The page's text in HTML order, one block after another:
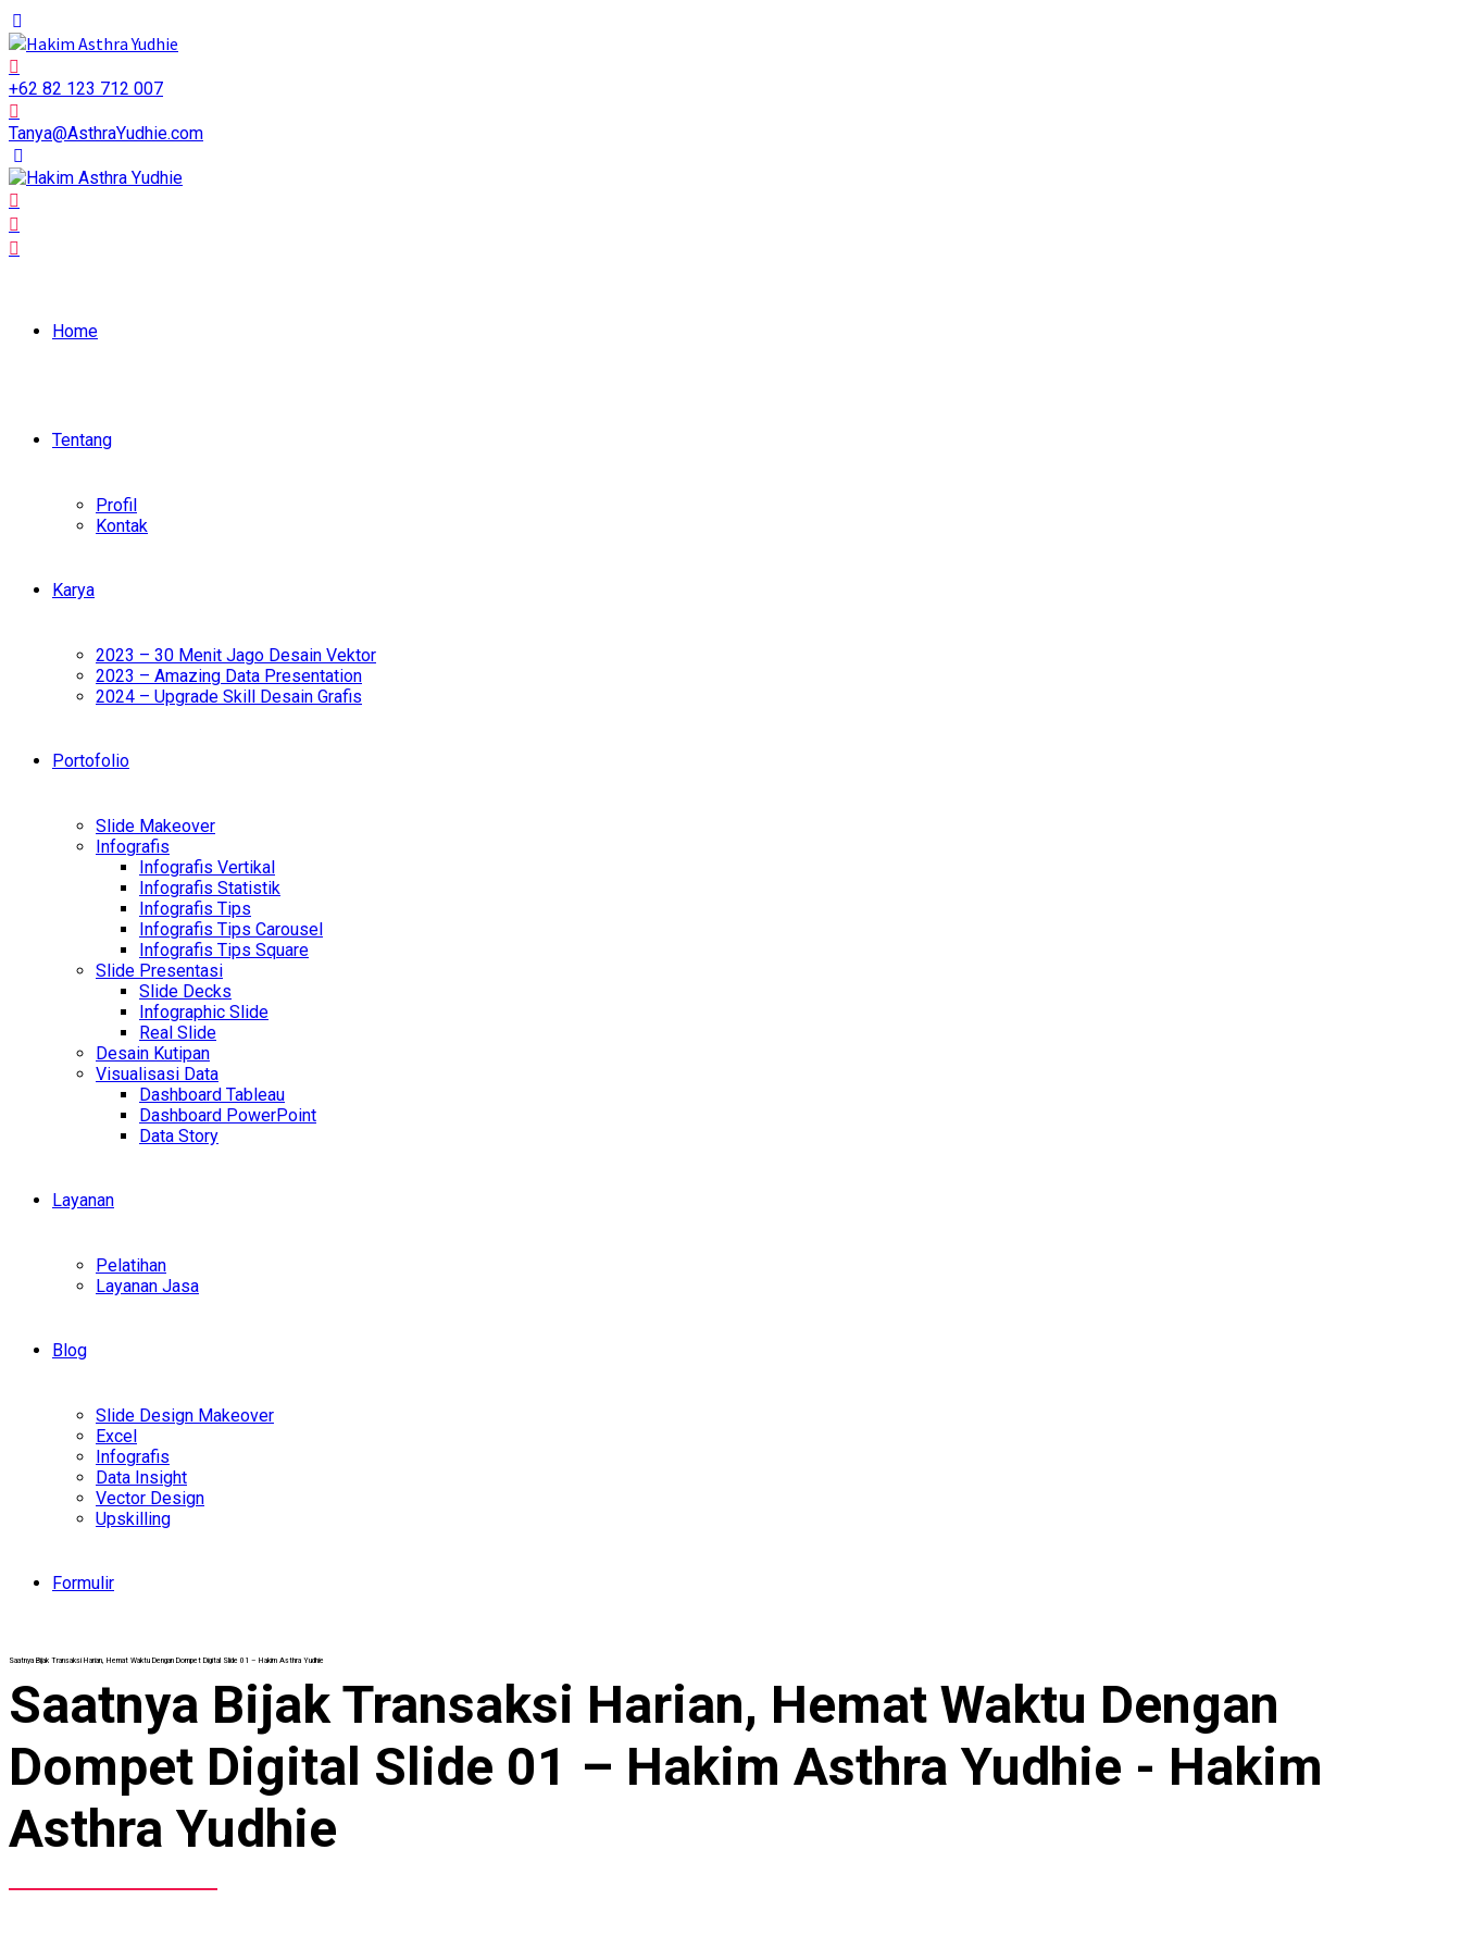
+62 82 123 712 007
Tanya@AsthraYudhie.com
Home
Tentang
Profil
Kontak
Karya
2023 – 30 Menit Jago Desain Vektor
2023 – Amazing Data Presentation
2024 – Upgrade Skill Desain Grafis
Portofolio
Slide Makeover
Infografis
Infografis Vertikal
Infografis Statistik
Infografis Tips
Infografis Tips Carousel
Infografis Tips Square
Slide Presentasi
Slide Decks
Infographic Slide
Real Slide
Desain Kutipan
Visualisasi Data
Dashboard Tableau
Dashboard PowerPoint
Data Story
Layanan
Pelatihan
Layanan Jasa
Blog
Slide Design Makeover
Excel
Infografis
Data Insight
Vector Design
Upskilling
Formulir
Saatnya Bijak Transaksi Harian, Hemat Waktu Dengan Dompet Digital Slide 01 – Hakim Asthra Yudhie
Saatnya Bijak Transaksi Harian, Hemat Waktu Dengan
Dompet Digital Slide 01 – Hakim Asthra Yudhie - Hakim
Asthra Yudhie